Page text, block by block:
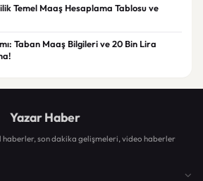
Temel Maaş Hesaplama Tablosu ve
Taban Maaş Bilgileri ve 20 Bin Lira
Yazar Haber
haberler, son dakika gelişmeleri, video haberler